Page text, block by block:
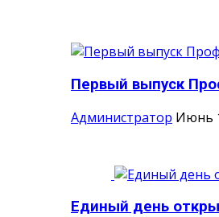
Первый выпуск
Администратор Июнь
Единый день